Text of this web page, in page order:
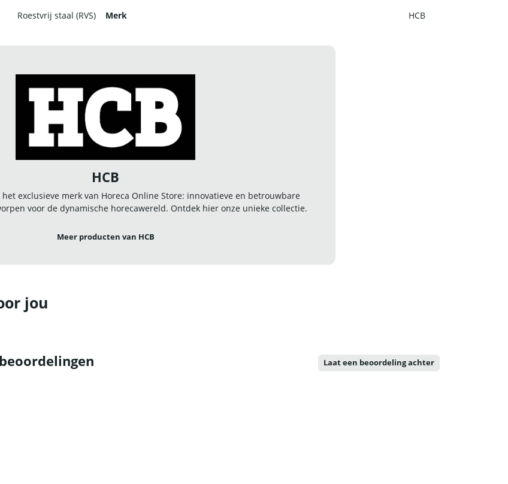
Roestvrij staal (RVS) Merk HCB
HCB
het exclusieve merk van Horeca Online Store: innovatieve en betrouwbare
voor de dynamische horecawereld. Ontdek hier onze unieke collectie.
Meer producten van HCB
jou
Laat een beoordeling achter